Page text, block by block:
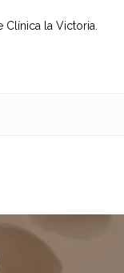
la Victoria.